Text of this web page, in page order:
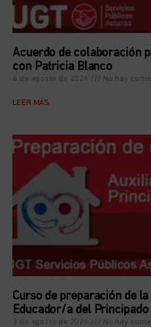
Acuerdo de colaboración
con Patricia Blanco
4 de agosto de 2026 No hay
LEER MÁS
Curso de preparación de
Educador/a del
3 de agosto de 2026 No hay